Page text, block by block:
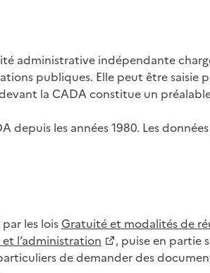
administrative indépendante
publiques. Elle peut être saisie
la CADA constitue un
les années 1980. Les
les loisGratuité et modalités de
l’administration
, puise en partie
de demander des